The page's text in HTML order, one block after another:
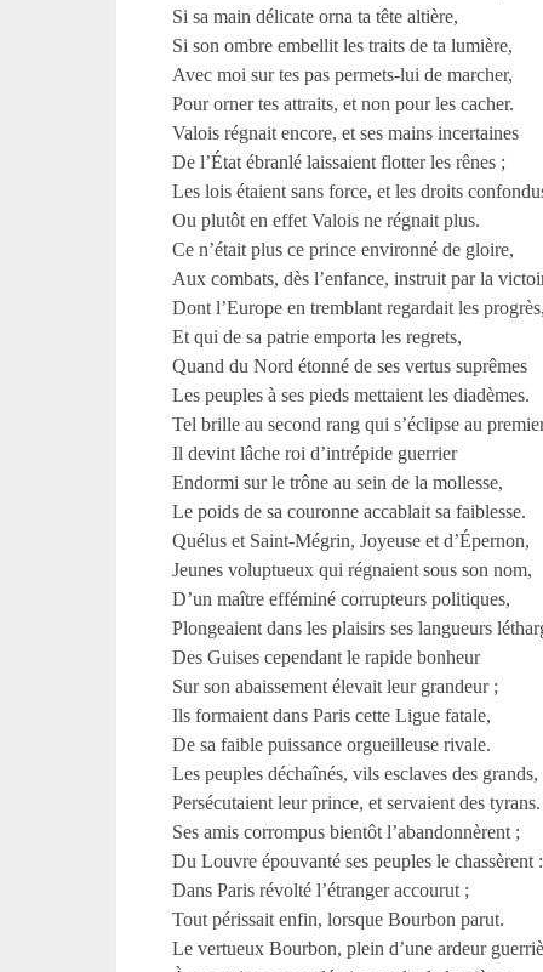
Si sa main délicate orna ta tête altière,
Si son ombre embellit les traits de ta lumière,
Avec moi sur tes pas permets-lui de marcher,
Pour orner tes attraits, et non pour les cacher.
Valois régnait encore, et ses mains incertaines
De l’État ébranlé laissaient flotter les rênes ;
Les lois étaient sans force, et les droits
Ou plutôt en effet Valois ne régnait plus.
Ce n’était plus ce prince environné de gloire,
Aux combats, dès l’enfance, instruit par la
Dont l’Europe en tremblant regardait les progrès,
Et qui de sa patrie emporta les regrets,
Quand du Nord étonné de ses vertus suprêmes
Les peuples à ses pieds mettaient les diadèmes.
Tel brille au second rang qui s’éclipse au
Il devint lâche roi d’intrépide guerrier
Endormi sur le trône au sein de la mollesse,
Le poids de sa couronne accablait sa faiblesse.
Quélus et Saint-Mégrin, Joyeuse et d’Épernon,
Jeunes voluptueux qui régnaient sous son nom,
D’un maître efféminé corrupteurs politiques,
Plongeaient dans les plaisirs ses langueurs
Des Guises cependant le rapide bonheur
Sur son abaissement élevait leur grandeur ;
Ils formaient dans Paris cette Ligue fatale,
De sa faible puissance orgueilleuse rivale.
Les peuples déchaînés, vils esclaves des grands,
Persécutaient leur prince, et servaient des tyrans.
Ses amis corrompus bientôt l’abandonnèrent ;
Du Louvre épouvanté ses peuples le chassèrent :
Dans Paris révolté l’étranger accourut ;
Tout périssait enfin, lorsque Bourbon parut.
Le vertueux Bourbon, plein d’une ardeur